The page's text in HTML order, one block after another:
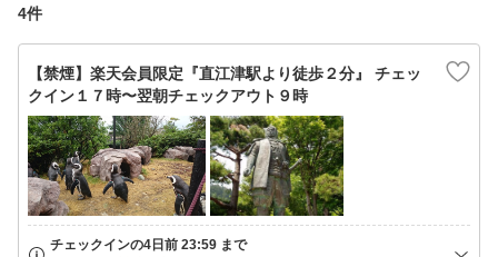
4件
【禁煙】楽天会員限定『直江津駅より徒歩２分』 チェッ
クイン１７時〜翌朝チェックアウト９時